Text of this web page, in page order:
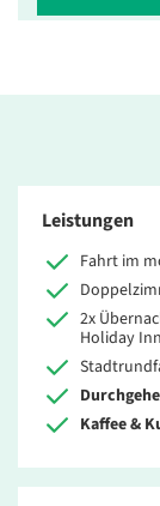
Leistungen
Fahrt im
2x
Holiday
Kaffee &